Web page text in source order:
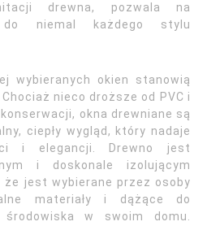
drewna, pozwala na
do niemal każdego stylu
wybieranych okien stanowią
nieco droższe od PVC i
okna drewniane są
ciepły wygląd, który nadaje
i elegancji. Drewno jest
i doskonale izolującym
jest wybierane przez osoby
materiały i dążące do
w swoim domu.